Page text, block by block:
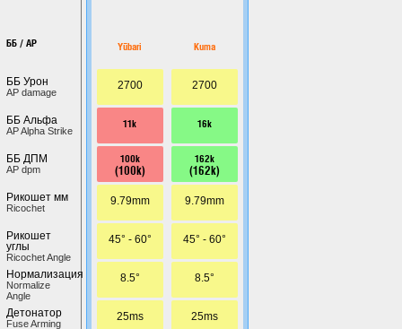
ББ / AP
ББ Урон
AP damage
ББ Альфа
AP Alpha Strike
ББ ДПМ
AP dpm
Рикошет мм
Ricochet
Рикошет
углы
Ricochet Angle
Нормализация
Normalize
Angle
Детонатор
Fuse Arming
Yūbari
2700
11k
100k
(100k)
9.79mm
45° - 60°
8.5°
25ms
Kuma
2700
16k
162k
(162k)
9.79mm
45° - 60°
8.5°
25ms